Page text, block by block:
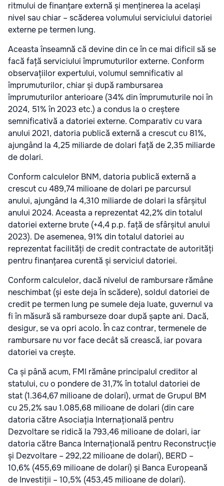
ritmului de finanțare externă și menținerea la același
nivel sau chiar – scăderea volumului serviciului datoriei
externe pe termen lung.
Aceasta înseamnă că devine din ce în ce mai dificil să se
facă față serviciului împrumuturilor externe. Conform
observațiilor expertului, volumul semnificativ al
împrumuturilor, chiar și după rambursarea
împrumuturilor anterioare (34% din împrumuturile noi în
2024, 51% în 2023 etc.) a condus la o creștere
semnificativă a datoriei externe. Comparativ cu vara
anului 2021, datoria publică externă a crescut cu 81%,
ajungând la 4,25 miliarde de dolari față de 2,35 miliarde
de dolari.
Conform calculelor BNM, datoria publică externă a
crescut cu 489,74 milioane de dolari pe parcursul
anului, ajungând la 4,310 miliarde de dolari la sfârșitul
anului 2024. Aceasta a reprezentat 42,2% din totalul
datoriei externe brute (+4,4 p.p. față de sfârșitul anului
2023). De asemenea, 91% din totalul datoriei au
reprezentat facilități de credit contractate de autorități
pentru finanțarea curentă și serviciul datoriei.
Conform calculelor, dacă nivelul de rambursare rămâne
neschimbat (și este deja în scădere), soldul datoriei de
credit pe termen lung pe sumele deja luate, guvernul va
fi în măsură să ramburseze doar după șapte ani. Dacă,
desigur, se va opri acolo. În caz contrar, termenele de
rambursare nu vor face decât să crească, iar povara
datoriei va crește.
Ca și până acum, FMI rămâne principalul creditor al
statului, cu o pondere de 31,7% în totalul datoriei de
stat (1.364,67 milioane de dolari), urmat de Grupul BM
cu 25,2% sau 1.085,68 milioane de dolari (din care
datoria către Asociația Internațională pentru
Dezvoltare se ridică la 793,46 milioane de dolari, iar
datoria către Banca Internațională pentru Reconstrucție
și Dezvoltare – 292,22 milioane de dolari), BERD –
10,6% (455,69 milioane de dolari) și Banca Europeană
de Investiții – 10,5% (453,45 milioane de dolari).